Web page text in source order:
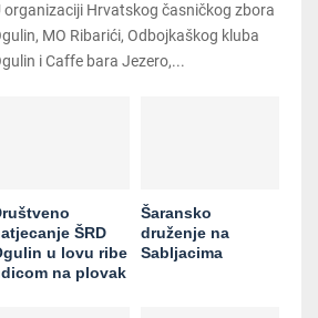
organizaciji Hrvatskog časničkog zbora
MO Ribarići, Odbojkaškog kluba
i Caffe bara Jezero,...
ŠRD
u lovu ribe
na plovak
Šaransko
druženje na
Sabljacima